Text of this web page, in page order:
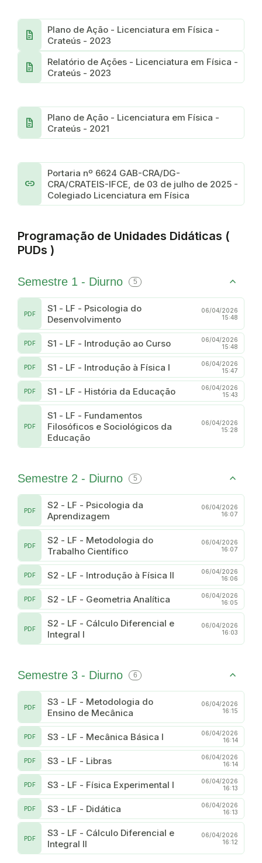
docs
Plano de Ação - Licenciatura em Física -
Crateús - 2023
docs
Relatório de Ações - Licenciatura em Física -
Crateús - 2023
docs
Plano de Ação - Licenciatura em Física -
Crateús - 2021
link
Portaria nº 6624 GAB-CRA/DG-
CRA/CRATEIS-IFCE, de 03 de julho de 2025 -
Colegiado Licenciatura em Física
Programação de Unidades Didáticas (
PUDs )
Semestre 1 - Diurno 5
S1 - LF - Psicologia do
Desenvolvimento
PDF
06/04/2026
15:48
S1 - LF - Introdução ao Curso
PDF
06/04/2026
15:48
S1 - LF - Introdução à Física I
PDF
06/04/2026
15:47
S1 - LF - História da Educação
PDF
06/04/2026
15:43
S1 - LF - Fundamentos
Filosóficos e Sociológicos da
Educação
PDF
06/04/2026
15:28
Semestre 2 - Diurno 5
S2 - LF - Psicologia da
Aprendizagem
PDF
06/04/2026
16:07
S2 - LF - Metodologia do
Trabalho Científico
PDF
06/04/2026
16:07
S2 - LF - Introdução à Física II
PDF
06/04/2026
16:06
S2 - LF - Geometria Analítica
PDF
06/04/2026
16:05
S2 - LF - Cálculo Diferencial e
Integral I
PDF
06/04/2026
16:03
Semestre 3 - Diurno 6
S3 - LF - Metodologia do
Ensino de Mecânica
PDF
06/04/2026
16:15
S3 - LF - Mecânica Básica I
PDF
06/04/2026
16:14
S3 - LF - Libras
PDF
06/04/2026
16:14
S3 - LF - Física Experimental I
PDF
06/04/2026
16:13
S3 - LF - Didática
PDF
06/04/2026
16:13
S3 - LF - Cálculo Diferencial e
Integral II
PDF
06/04/2026
16:12